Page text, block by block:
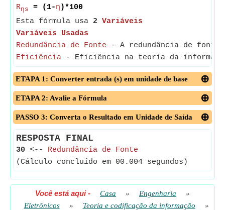
Rηs = (1-η )*100
Esta fórmula usa 2 Variáveis
Variáveis Usadas
Redundância de Fonte - A redundância de
Eficiência - Eficiência na teoria da
ETAPA 1: Converter entrada (s) em unidade de base
ETAPA 2: Avalie a Fórmula
PASSO 3: Converta o Resultado em Unidade de Saída
RESPOSTA FINAL
30 <-- Redundância de Fonte
(Cálculo concluído em 00.004 segundos)
Você está aqui- Casa » Engenharia
»
Eletrônicos
» Teoria e codificação da informação
»